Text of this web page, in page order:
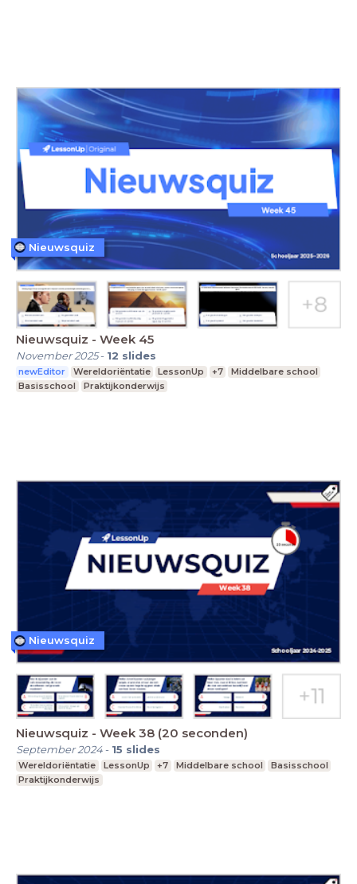
Nieuwsquiz - Week 45
November 2025- 12 slides
newEditor Wereldoriëntatie LessonUp +7
Middelbare school
Basisschool
Praktijkonderwijs
Nieuwsquiz
Nieuwsquiz - Week 38 (20 seconden)
September 2024- 15 slides
Wereldoriëntatie LessonUp +7 Middelbare school
Basisschool
Praktijkonderwijs
Nieuwsquiz